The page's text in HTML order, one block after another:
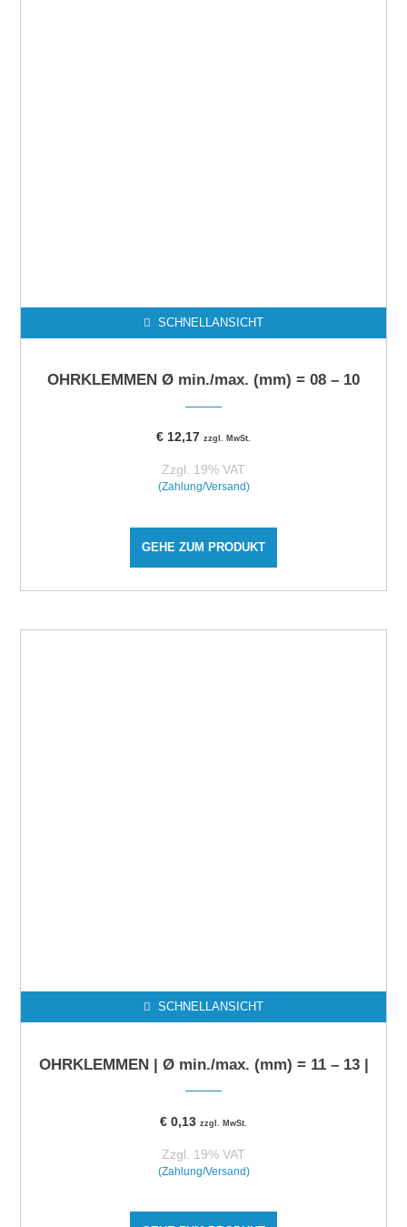
SCHNELLANSICHT
OHRKLEMMEN Ø min./max. (mm) = 08 – 10
€ 12,17 zzgl. MwSt.
Zzgl. 19% VAT
(Zahlung/Versand)
GEHE ZUM PRODUKT
SCHNELLANSICHT
OHRKLEMMEN | Ø min./max. (mm) = 11 – 13 |
€ 0,13 zzgl. MwSt.
Zzgl. 19% VAT
(Zahlung/Versand)